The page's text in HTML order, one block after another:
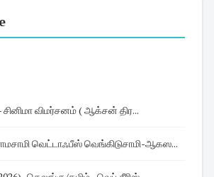
- சினிமா விமர்சனம் ( ஆக்சன் திர...
வெட்டாஃபீஸ் வெங்கிடுசாமி-ஆகஸ...